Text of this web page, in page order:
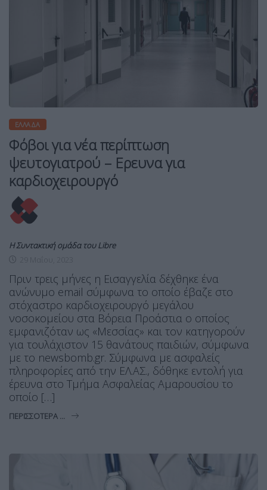
ΕΛΛΆΔΑ
Φόβοι για νέα περίπτωση
ψευτογιατρού – Ερευνα για
καρδιοχειρουργό
Η Συντακτική ομάδα του Libre
Πριν τρεις μήνες η Εισαγγελία δέχθηκε ένα
ανώνυμο email σύμφωνα το οποίο έβαζε στο
στόχαστρο καρδιοχειρουργό μεγάλου
νοσοκομείου στα Βόρεια Προάστια ο οποίος
εμφανιζόταν ως «Μεσσίας» και τον κατηγορούν
για τουλάχιστον 15 θανάτους παιδιών, σύμφωνα
με το newsbomb.gr. Σύμφωνα με ασφαλείς
πληροφορίες από την ΕΛ.ΑΣ., δόθηκε εντολή για
έρευνα στο Τμήμα Ασφαλείας Αμαρουσίου το
οποίο […]
ΠΕΡΙΣΣΌΤΕΡΑ ...